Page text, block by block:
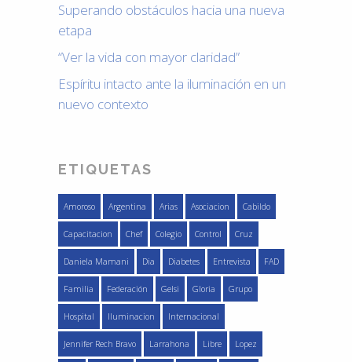
Superando obstáculos hacia una nueva
etapa
“Ver la vida con mayor claridad”
Espíritu intacto ante la iluminación en un
nuevo contexto
ETIQUETAS
Amoroso Argentina Arias Asociacion Cabildo
Capacitacion Chef Colegio Control Cruz
Daniela Mamani Dia Diabetes Entrevista FAD
Familia Federación Gelsi Gloria Grupo
Hospital Iluminacion Internacional
Jennifer Rech Bravo Larrahona Libre Lopez